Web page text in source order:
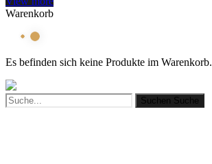
Warenkorb
Es befinden sich keine Produkte im Warenkorb.
Suchen Suche